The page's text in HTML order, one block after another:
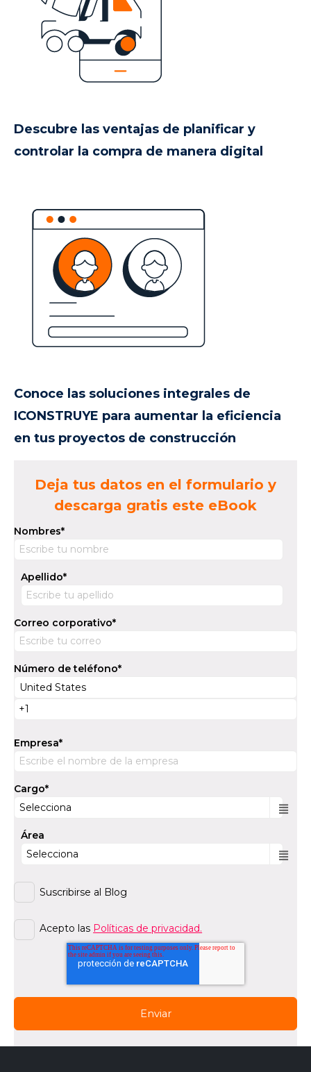
Descubre las ventajas de planificar y
controlar la compra de manera digital
Conoce las soluciones integrales de
ICONSTRUYE para aumentar la eficiencia
en tus proyectos de construcción
Deja tus datos en el formulario y
descarga gratis este eBook
Nombres*
Apellido*
Correo corporativo*
Número de teléfono*
Empresa*
Cargo*
Área
Suscribirse al Blog
Acepto las Políticas de privacidad.